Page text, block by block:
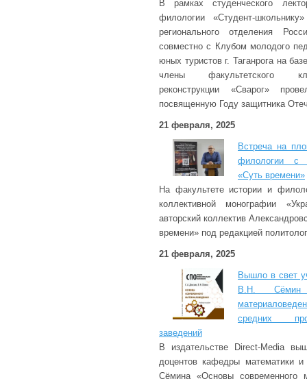
В рамках студенческого
филологии «Студент-
регионального отделения
совместно с Клубом молодого
юных туристов г. Таганрога на
члены факультетского
реконструкции «Сварог»
посвященную Году защитника
21 февраля, 2025
Встреча на
филологии с
«Суть времени»
На факультете истории и
коллективной монографии
авторский коллектив
времени» под редакцией
21 февраля, 2025
Вышло в свет
В.Н. Сёмин
средних
заведений
В издательстве Direct-Media
доцентов кафедры математики
Сёмина «Основы современного